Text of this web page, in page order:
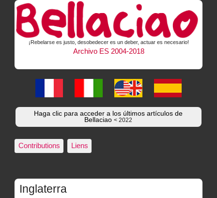
¡Rebelarse es justo, desobedecer es un deber, actuar es necesario!
Archivo ES 2004-2018
Haga clic para acceder a los últimos artículos de
Bellaciao< 2022
Contributions Liens
Inglaterra